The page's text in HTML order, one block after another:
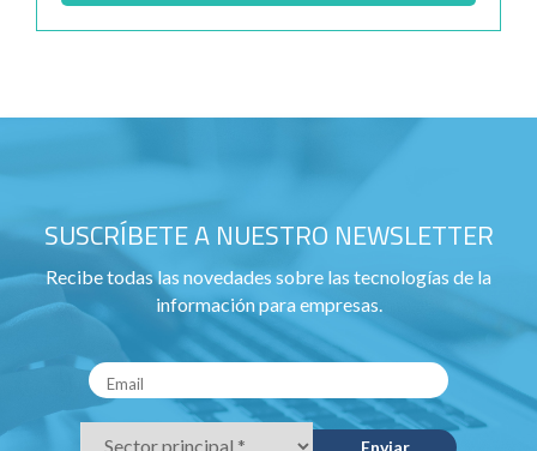
SUSCRÍBETE A NUESTRO NEWSLETTER
Recibe todas las novedades sobre las tecnologías de la
información para empresas.